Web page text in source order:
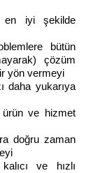
en iyi şekilde
bütün
çözüm
yön vermeyi
daha yukarıya
ürün ve hizmet
doğru zaman
ve hızlı